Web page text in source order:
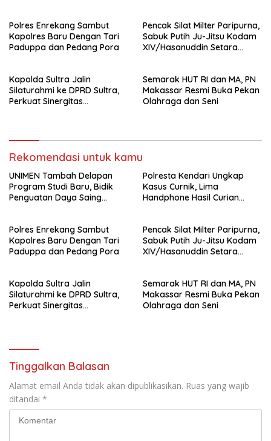
Polres Enrekang Sambut
Kapolres Baru Dengan Tari
Paduppa dan Pedang Pora
Pencak Silat Milter Paripurna,
Sabuk Putih Ju-Jitsu Kodam
XIV/Hasanuddin Setara
Kapolda Sultra Jalin
Silaturahmi ke DPRD Sultra,
Perkuat Sinergitas
Semarak HUT RI dan MA, PN
Makassar Resmi Buka Pekan
Olahraga dan Seni
Rekomendasi untuk kamu
UNIMEN Tambah Delapan
Program Studi Baru, Bidik
Penguatan Daya Saing
Polresta Kendari Ungkap
Kasus Curnik, Lima
Handphone Hasil Curian
Polres Enrekang Sambut
Kapolres Baru Dengan Tari
Paduppa dan Pedang Pora
Pencak Silat Milter Paripurna,
Sabuk Putih Ju-Jitsu Kodam
XIV/Hasanuddin Setara
Kapolda Sultra Jalin
Silaturahmi ke DPRD Sultra,
Perkuat Sinergitas
Semarak HUT RI dan MA, PN
Makassar Resmi Buka Pekan
Olahraga dan Seni
Tinggalkan Balasan
Alamat email Anda tidak akan dipublikasikan. Ruas yang wajib
ditandai *